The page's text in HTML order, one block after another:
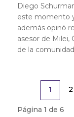
Diego
este momento
además opinó
asesor de Milei,
de la
1 2
Página 1 de 6